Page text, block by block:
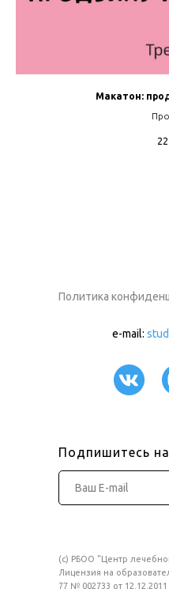
Макатон:
Политика
(c) РБОО "Центр
Лицензия на
77 № 002733 от 12.12.2011
Подпишитесь
e-mail: